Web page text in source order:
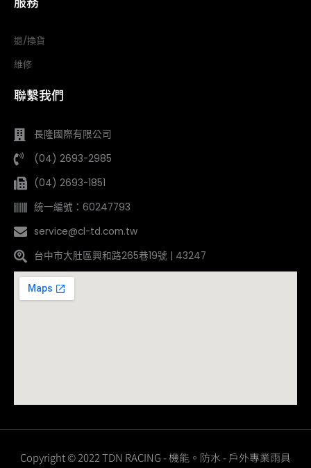
退/換貨
維修
聯繫我們
長隆國際有限公司
(04) 2693-2985
(04) 2693-1851
統一編號：60247793
service@cl-td.com.tw
台中市大肚區興和路265巷19號 | 43247
Copyright © 2022 TDN RACING - 機能。防水 - 戶外專業雨具